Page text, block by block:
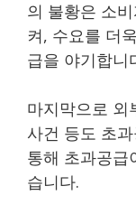
의 불황은 소
켜, 수요를 더
급을 야기합니
마지막으로 외
사건 등도 초
통해 초과공급
습니다.